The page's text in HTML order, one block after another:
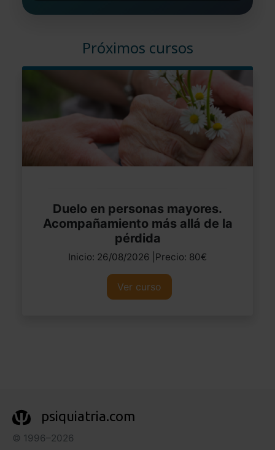
Próximos cursos
Duelo en personas mayores.
Acompañamiento más allá de la
pérdida
Inicio: 26/08/2026 |Precio: 80€
Ver curso
psiquiatria.com
© 1996–2026